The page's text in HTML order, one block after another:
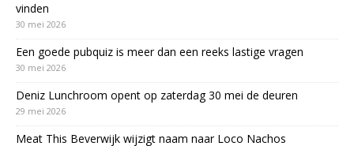
vinden
30 mei 2026
Een goede pubquiz is meer dan een reeks lastige vragen
30 mei 2026
Deniz Lunchroom opent op zaterdag 30 mei de deuren
29 mei 2026
Meat This Beverwijk wijzigt naam naar Loco Nachos